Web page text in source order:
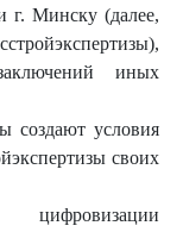
г. Минску (далее,
иных
создают условия
своих